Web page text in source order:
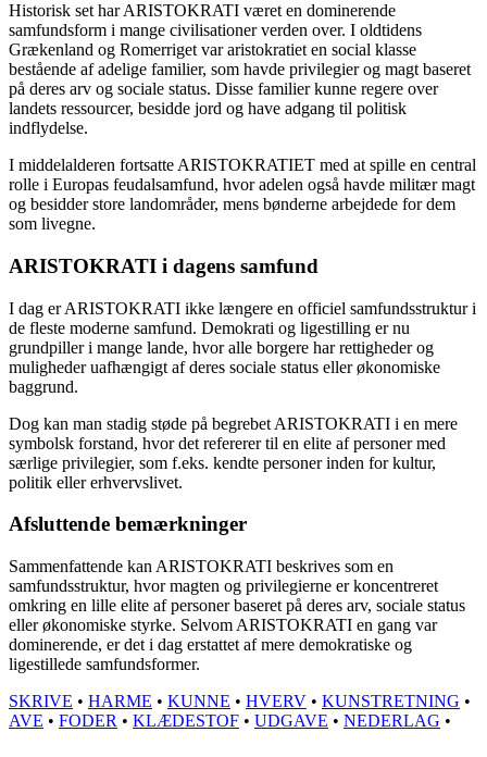
Historisk set har ARISTOKRATI været en dominerende
samfundsform i mange civilisationer verden over. I oldtidens
Grækenland og Romerriget var aristokratiet en social klasse
bestående af adelige familier, som havde privilegier og magt baseret
på deres arv og sociale status. Disse familier kunne regere over
landets ressourcer, besidde jord og have adgang til politisk
indflydelse.
I middelalderen fortsatte ARISTOKRATIET med at spille en central
rolle i Europas feudalsamfund, hvor adelen også havde militær magt
og besidder store landområder, mens bønderne arbejdede for dem
som livegne.
ARISTOKRATI i dagens samfund
I dag er ARISTOKRATI ikke længere en officiel samfundsstruktur i
de fleste moderne samfund. Demokrati og ligestilling er nu
grundpiller i mange lande, hvor alle borgere har rettigheder og
muligheder uafhængigt af deres sociale status eller økonomiske
baggrund.
Dog kan man stadig støde på begrebet ARISTOKRATI i en mere
symbolsk forstand, hvor det refererer til en elite af personer med
særlige privilegier, som f.eks. kendte personer inden for kultur,
politik eller erhvervslivet.
Afsluttende bemærkninger
Sammenfattende kan ARISTOKRATI beskrives som en
samfundsstruktur, hvor magten og privilegierne er koncentreret
omkring en lille elite af personer baseret på deres arv, sociale status
eller økonomiske styrke. Selvom ARISTOKRATI en gang var
dominerende, er det i dag erstattet af mere demokratiske og
ligestillede samfundsformer.
SKRIVE • HARME • KUNNE • HVERV • KUNSTRETNING •
AVE • FODER • KLÆDESTOF • UDGAVE • NEDERLAG •